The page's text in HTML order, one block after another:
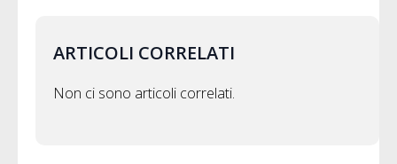
ARTICOLI CORRELATI
Non ci sono articoli correlati.